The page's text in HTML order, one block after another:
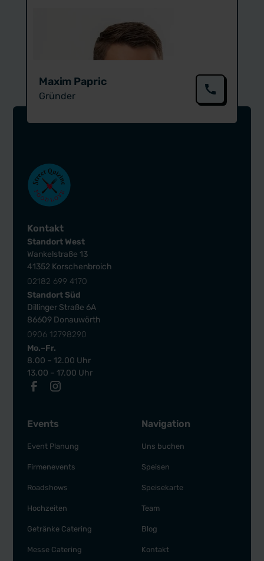
Maxim Papric
Gründer
Kontakt
Standort West
Wankelstraße 13
41352 Korschenbroich
02182 699 4170
Standort Süd
Dillinger Straße 6A
86609 Donauwörth
0906 12798290
Mo.–Fr.
8.00 – 12.00 Uhr
13.00 – 17.00 Uhr
Events
Event Planung
Firmenevents
Roadshows
Hochzeiten
Getränke Catering
Messe Catering
Navigation
Uns buchen
Speisen
Speisekarte
Team
Blog
Kontakt